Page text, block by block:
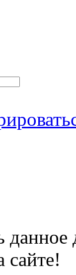
сайте!